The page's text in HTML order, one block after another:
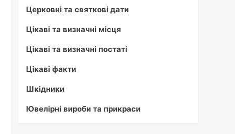
Церковні та святкові дати
Цікаві та визначні місця
Цікаві та визначні постаті
Цікаві факти
Шкідники
Ювелірні вироби та прикраси